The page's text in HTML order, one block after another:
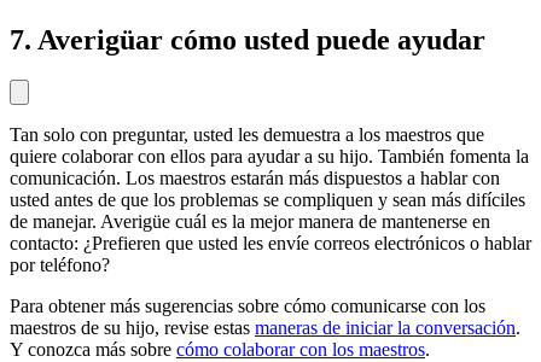
7. Averigüar cómo usted puede ayudar
Tan solo con preguntar, usted les demuestra a los maestros que
quiere colaborar con ellos para ayudar a su hijo. También fomenta la
comunicación. Los maestros estarán más dispuestos a hablar con
usted antes de que los problemas se compliquen y sean más difíciles
de manejar. Averigüe cuál es la mejor manera de mantenerse en
contacto: ¿Prefieren que usted les envíe correos electrónicos o hablar
por teléfono?
Para obtener más sugerencias sobre cómo comunicarse con los
maestros de su hijo, revise estas maneras de iniciar la conversación.
Y conozca más sobre cómo colaborar con los maestros.